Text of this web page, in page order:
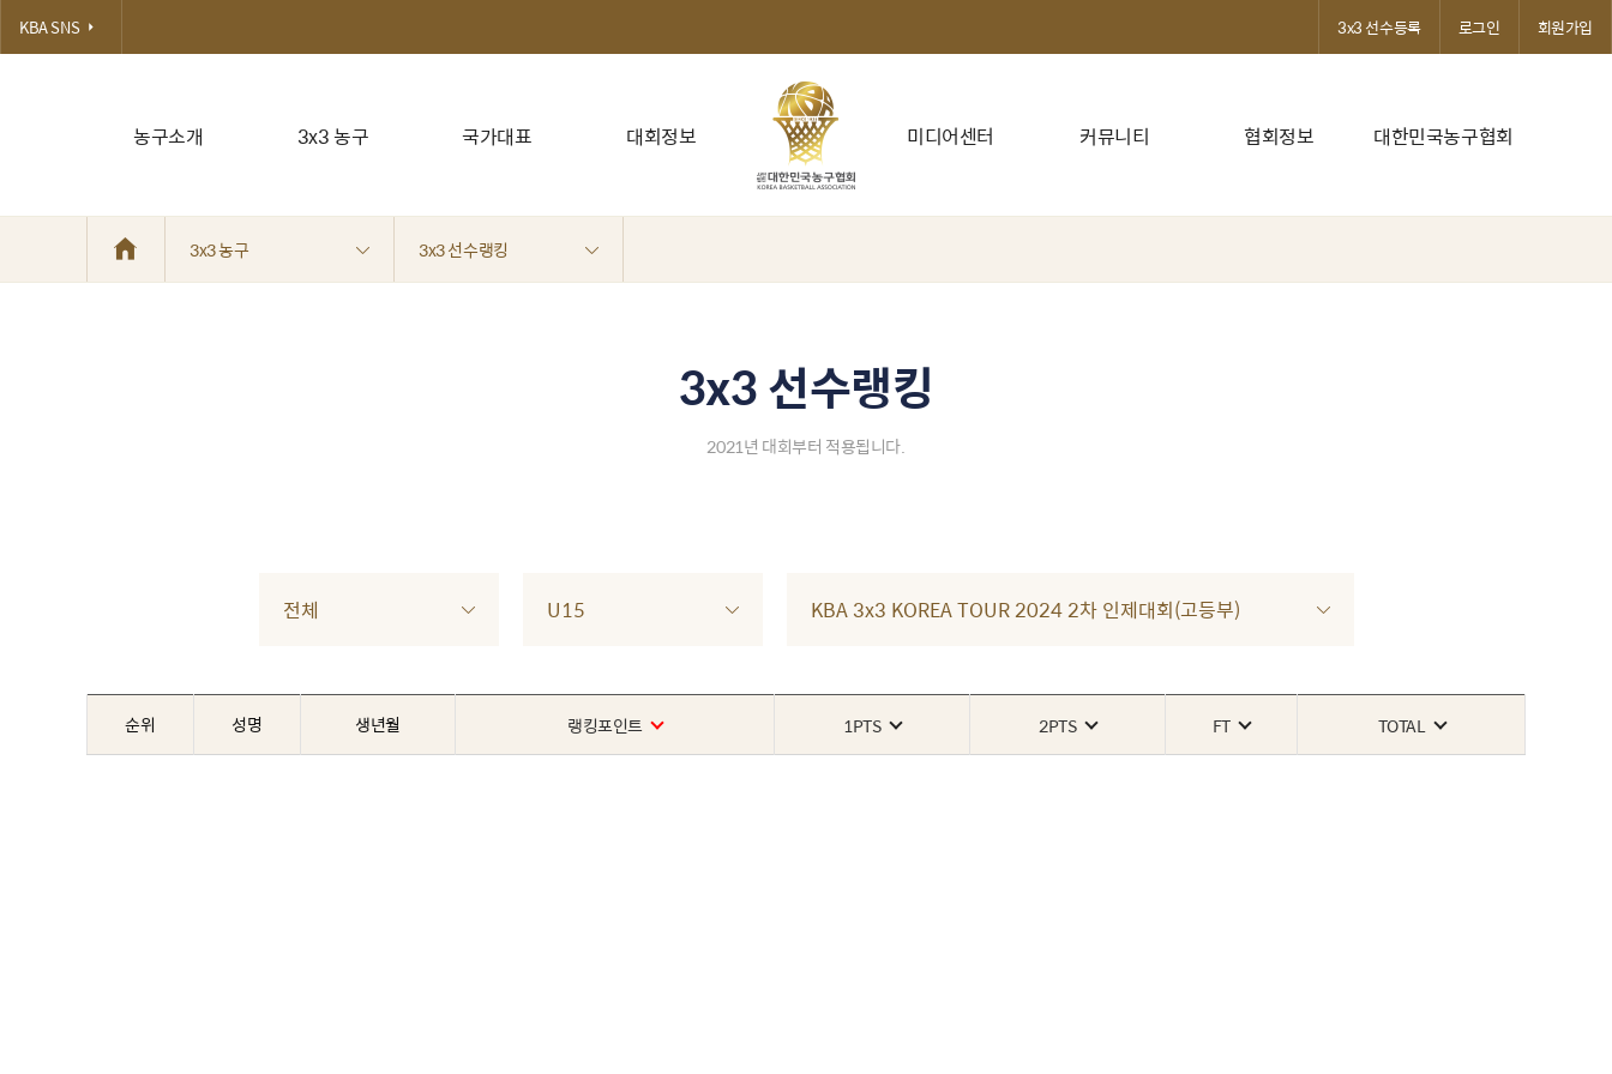
농구소개 3x3 농구 국가대표 대회정보 미디어센터 커뮤니티 협회정보 대한민국농구협회
KBA SNS 3x3 선수등록 로그인 회원가입
3x3 농구 3x3 선수랭킹
3x3 선수랭킹
2021년 대회부터 적용됩니다.
전체 U15 KBA 3x3 KOREA TOUR 2024 2차 인제대회(고등부)
순위 성명 생년월 랭킹포인트 1PTS 2PTS FT TOTAL